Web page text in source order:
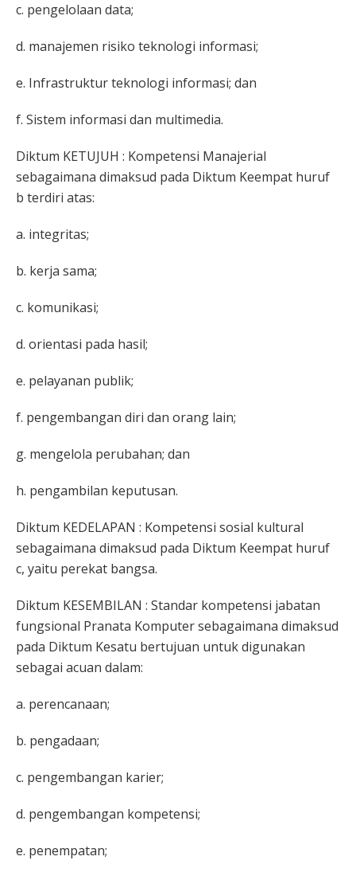
c. pengelolaan data;
d. manajemen risiko teknologi informasi;
e. Infrastruktur teknologi informasi; dan
f. Sistem informasi dan multimedia.
Diktum KETUJUH : Kompetensi Manajerial
sebagaimana dimaksud pada Diktum Keempat huruf
b terdiri atas:
a. integritas;
b. kerja sama;
c. komunikasi;
d. orientasi pada hasil;
e. pelayanan publik;
f. pengembangan diri dan orang lain;
g. mengelola perubahan; dan
h. pengambilan keputusan.
Diktum KEDELAPAN : Kompetensi sosial kultural
sebagaimana dimaksud pada Diktum Keempat huruf
c, yaitu perekat bangsa.
Diktum KESEMBILAN : Standar kompetensi jabatan
fungsional Pranata Komputer sebagaimana dimaksud
pada Diktum Kesatu bertujuan untuk digunakan
sebagai acuan dalam:
a. perencanaan;
b. pengadaan;
c. pengembangan karier;
d. pengembangan kompetensi;
e. penempatan;